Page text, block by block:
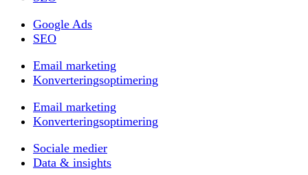
Google Ads
SEO
Email marketing
Konverteringsoptimering
Email marketing
Konverteringsoptimering
Sociale medier
Data & insights